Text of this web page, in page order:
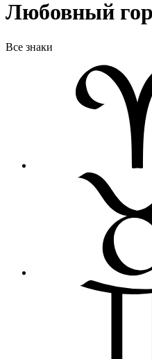
Любовный
Все знаки